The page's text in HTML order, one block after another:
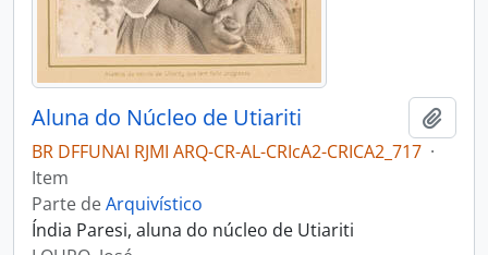
Aluna do Núcleo de Utiariti
BR DFFUNAI RJMI ARQ-CR-AL-CRIcA2-CRICA2_717 ·
Item
Parte deArquivístico
Índia Paresi, aluna do núcleo de Utiariti